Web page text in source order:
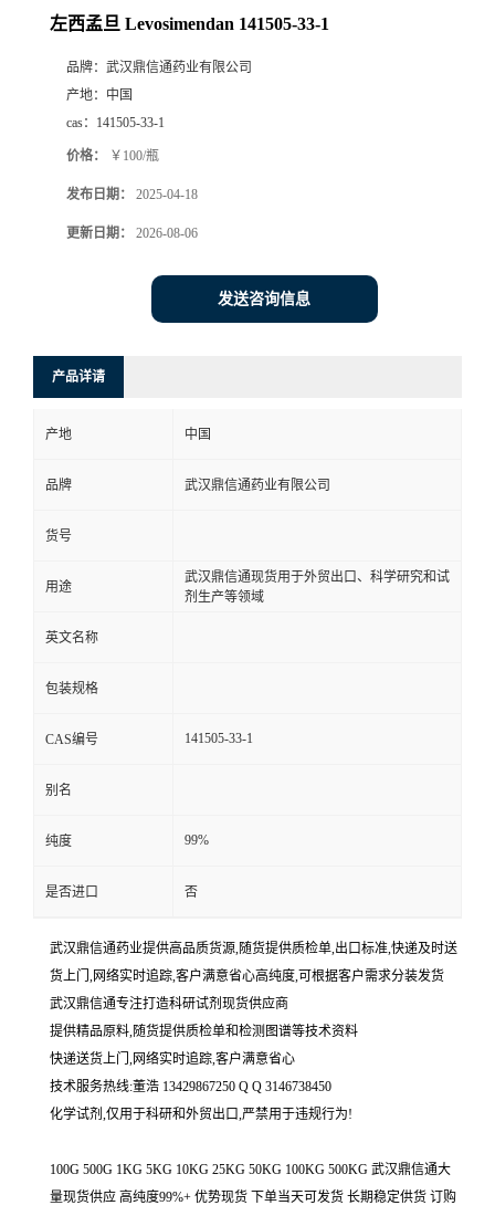
左西孟旦 Levosimendan 141505-33-1
品牌： 武汉鼎信通药业有限公司
产地： 中国
cas： 141505-33-1
价格： ￥100/瓶
发布日期： 2025-04-18
更新日期： 2026-08-06
发送咨询信息
产品详请
产地 中国
品牌 武汉鼎信通药业有限公司
货号
用途
武汉鼎信通现货用于外贸出口、科学研究和试
剂生产等领域
英文名称
包装规格
CAS编号 141505-33-1
别名
纯度 99%
是否进口 否
武汉鼎信通药业提供高品质货源,随货提供质检单,出口标准,快递及时送
货上门,网络实时追踪,客户满意省心高纯度,可根据客户需求分装发货
武汉鼎信通专注打造科研试剂现货供应商
提供精品原料,随货提供质检单和检测图谱等技术资料
快递送货上门,网络实时追踪,客户满意省心
技术服务热线:董浩 13429867250 Q Q 3146738450
化学试剂,仅用于科研和外贸出口,严禁用于违规行为!
100G 500G 1KG 5KG 10KG 25KG 50KG 100KG 500KG 武汉鼎信通大
量现货供应 高纯度99%+ 优势现货 下单当天可发货 长期稳定供货 订购